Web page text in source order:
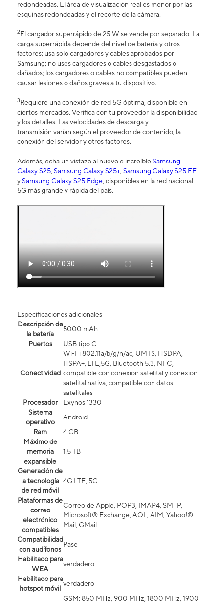
redondeadas. El área de visualización real es menor por las
esquinas redondeadas y el recorte de la cámara.
2El cargador superrápido de 25 W se vende por separado. La
carga superrápida depende del nivel de batería y otros
factores; usa solo cargadores y cables aprobados por
Samsung; no uses cargadores o cables desgastados o
dañados; los cargadores o cables no compatibles pueden
causar lesiones o daños graves a tu dispositivo.
3Requiere una conexión de red 5G óptima, disponible en
ciertos mercados. Verifica con tu proveedor la disponibilidad
y los detalles. Las velocidades de descarga y
transmisión varían según el proveedor de contenido, la
conexión del servidor y otros factores.
Además, echa un vistazo al nuevo e increíble Samsung
Galaxy S25, Samsung Galaxy S25+, Samsung Galaxy S25 FE,
ySamsung Galaxy S25 Edge, disponibles en la red nacional
5G más grande y rápida del país.
Especificaciones adicionales
Descripción de
la batería
5000 mAh
Puertos
USB tipo C
Conectividad
Wi-Fi 802.11a/b/g/n/ac, UMTS, HSDPA,
HSPA+, LTE,5G, Bluetooth 5.3, NFC,
compatible con conexión satelital y conexión
satelital nativa, compatible con datos
satelitales
Procesador
Exynos 1330
Sistema
operativo
Android
Ram
4 GB
Máximo de
memoria
expansible
1.5 TB
Generación de
la tecnología
de red móvil
4G LTE, 5G
Plataformas de
correo
electrónico
compatibles
Correo de Apple, POP3, IMAP4, SMTP,
Microsoft® Exchange, AOL, AIM, Yahoo!®
Mail, GMail
Compatibilidad
con audífonos
Pase
Habilitado para
WEA
verdadero
Habilitado para
hotspot móvil
verdadero
GSM: 850 MHz, 900 MHz, 1800 MHz, 1900